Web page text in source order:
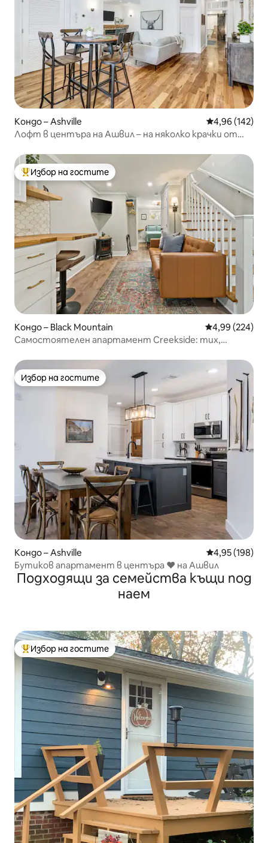
Кондо – Ashville Средна
4,96 (142)
Лофт в центъра на Ашвил – на няколко крачки от
Най-популярен избор на гостите
Избор на гостите
Кондо – Black Mountain Средна
4,99 (224)
Самостоятелен апартамент Creekside: тих,
Избор на гостите
Избор на гостите
Кондо – Ashville Средна
4,95 (198)
Бутиков апартамент в центъра ❤ на Ашвил
Подходящи за семейства къщи под
наем
Най-популярен избор на гостите
Избор на гостите